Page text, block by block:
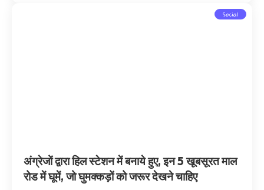
Social
अंग्रेजों द्वारा हिल स्टेशन में बनाये हुए, इन 5 खूबसूरत माल
रोड में घूमें, जो घुमक्कड़ों को जरूर देखने चाहिए